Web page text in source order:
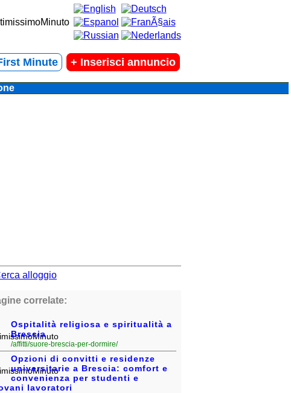
Minute + Inserisci annuncio
correlate:
Ospitalità religiosa e spiritualità a
Brescia
/affitti/suore-brescia-per-dormire/
Opzioni di convitti e residenze
universitarie a Brescia: comfort e
convenienza per studenti e
lavoratori